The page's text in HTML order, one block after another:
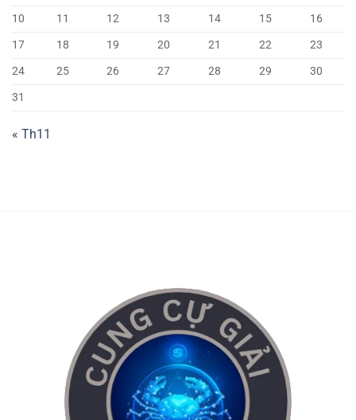
10
11 12 13 14 15
16
17
18 19 20 21 22
23
24
25 26 27 28 29
30
31
« Th11